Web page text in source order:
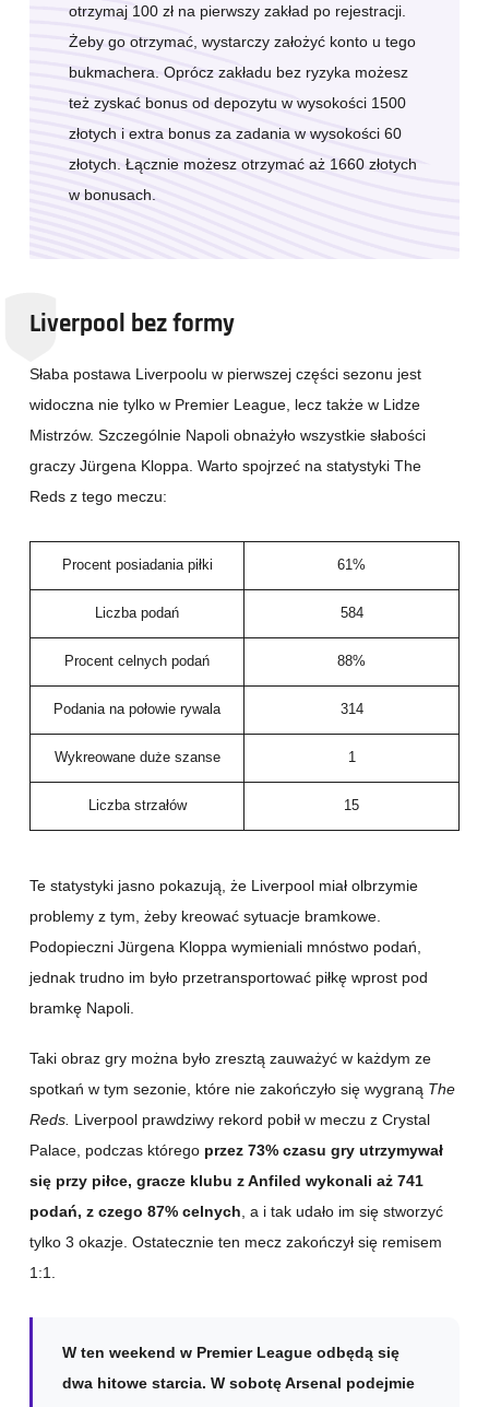
otrzymaj 100 zł na pierwszy zakład po rejestracji.
Żeby go otrzymać, wystarczy założyć konto u tego
bukmachera. Oprócz zakładu bez ryzyka możesz
też zyskać bonus od depozytu w wysokości 1500
złotych i extra bonus za zadania w wysokości 60
złotych. Łącznie możesz otrzymać aż 1660 złotych
w bonusach.
Liverpool bez formy
Słaba postawa Liverpoolu w pierwszej części sezonu jest
widoczna nie tylko w Premier League, lecz także w Lidze
Mistrzów. Szczególnie Napoli obnażyło wszystkie słabości
graczy Jürgena Kloppa. Warto spojrzeć na statystyki The
Reds z tego meczu:
Procent posiadania piłki 61%
Liczba podań 584
Procent celnych podań 88%
Podania na połowie rywala 314
Wykreowane duże szanse 1
Liczba strzałów 15
Te statystyki jasno pokazują, że Liverpool miał olbrzymie
problemy z tym, żeby kreować sytuacje bramkowe.
Podopieczni Jürgena Kloppa wymieniali mnóstwo podań,
jednak trudno im było przetransportować piłkę wprost pod
bramkę Napoli.
Taki obraz gry można było zresztą zauważyć w każdym ze
spotkań w tym sezonie, które nie zakończyło się wygraną The
Reds. Liverpool prawdziwy rekord pobił w meczu z Crystal
Palace, podczas którego przez 73% czasu gry utrzymywał
się przy piłce, gracze klubu z Anfiled wykonali aż 741
podań, z czego 87% celnych , a i tak udało im się stworzyć
tylko 3 okazje. Ostatecznie ten mecz zakończył się remisem
1:1.
W ten weekend w Premier League odbędą się
dwa hitowe starcia. W sobotę Arsenal podejmie